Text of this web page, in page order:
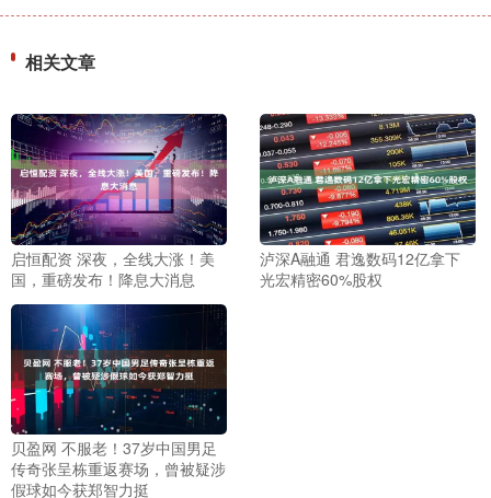
相关文章
启恒配资 深夜，全线大涨！美
国，重磅发布！降息大消息
泸深A融通 君逸数码12亿拿下
光宏精密60%股权
贝盈网 不服老！37岁中国男足
传奇张呈栋重返赛场，曾被疑涉
假球如今获郑智力挺